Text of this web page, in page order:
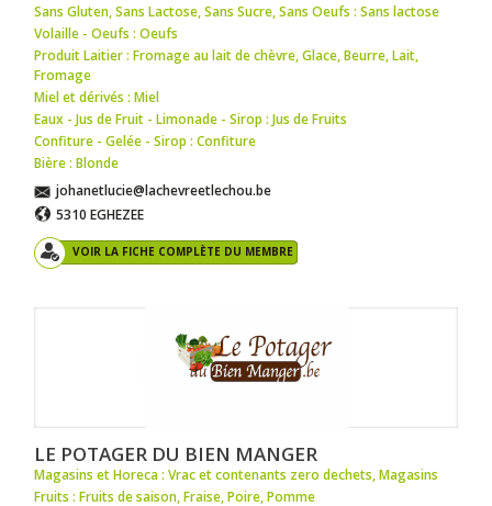
Sans Gluten, Sans Lactose, Sans Sucre, Sans Oeufs : Sans lactose
Volaille - Oeufs : Oeufs
Produit Laitier : Fromage au lait de chèvre,Glace,Beurre,Lait,
Fromage
Miel et dérivés : Miel
Eaux - Jus de Fruit - Limonade - Sirop : Jus de Fruits
Confiture - Gelée - Sirop : Confiture
Bière : Blonde
johanetlucie@lachevreetlechou.be
5310 EGHEZEE
VOIR LA FICHE COMPLÈTE DU MEMBRE
LE POTAGER DU BIEN MANGER
Magasins et Horeca : Vrac et contenants zero dechets,Magasins
Fruits : Fruits de saison,Fraise,Poire,Pomme